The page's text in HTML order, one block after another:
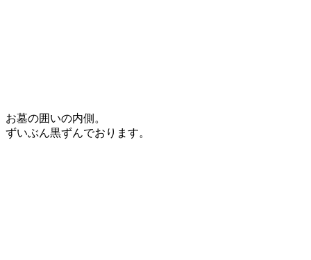
お墓の囲いの内側。
ずいぶん黒ずんでおります。